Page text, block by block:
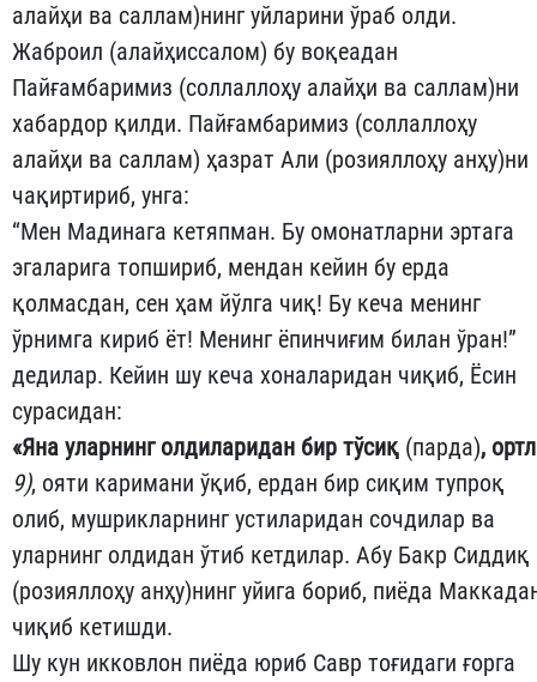
алайҳи ва саллам)нинг уйларини ўраб олди.
Жаброил (алайҳиссалом) бу воқеадан
Пайғамбаримиз (соллаллоҳу алайҳи ва саллам)ни
хабардор қилди. Пайғамбари­миз (соллаллоҳу
алайҳи ва саллам) ҳазрат Али (розияллоҳу анҳу)­ни
чақир­тириб, унга:
“Мен Мадинага кетяпман. Бу омонатларни эртага
эгаларига топшириб, мендан кейин бу ерда
қолмасдан, сен ҳам йўлга чиқ! Бу кеча менинг
ўрнимга кириб ёт! Менинг ёпинчиғим билан ўран!”
дедилар. Кейин шу кеча хоналаридан чиқиб, Ёсин
сурасидан:
«Яна уларнинг олдиларидан бир тўсиқ (парда),
9), ояти каримани ўқиб, ердан бир сиқим тупроқ
олиб, муш­рик­лар­нинг устиларидан сочдилар ва
уларнинг олдидан ўтиб кетди­лар. Абу Бакр Сиддиқ
(розияллоҳу анҳу)нинг уйига бориб, пиёда
чиқиб кетишди.
Шу кун икковлон пиёда юриб Савр тоғидаги ғорга